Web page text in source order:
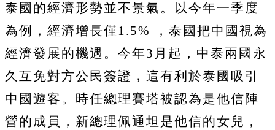
泰國的經濟形勢並不景氣。以今年一季度
為例，經濟增長僅 1.5%
，泰國把中國視為
經濟發展的機遇。今年3 月起，中泰兩國永
久互免對方公民簽證，這有利於泰國吸引
中國遊客。時任總理賽塔被認為是他信陣
營的成員，新總理佩通坦是他信的女兒，